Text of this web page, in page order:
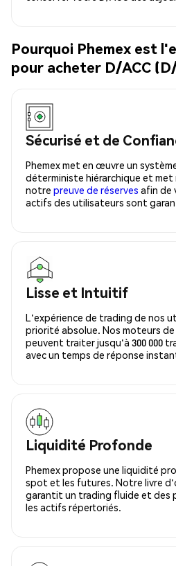
Pourquoi Phemex est
pour acheter D/ACC
Sécurisé et de
Phemex met en œuvre un
déterministe hiérarchique et met
notre preuve de réserves afin de
actifs des utilisateurs sont
Lisse et Intuitif
L'expérience de trading de nos
priorité absolue. Nos moteurs
peuvent traiter jusqu'à 300 000
avec un temps de réponse
Liquidité Profonde
Phemex propose une liquidité
spot et les futures. Notre livre
garantit un trading fluide et des
les actifs répertoriés.